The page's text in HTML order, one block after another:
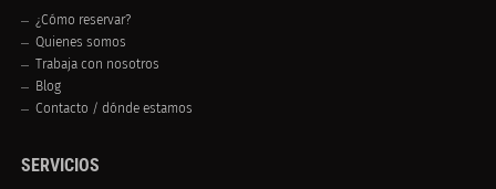
¿Cómo reservar?
Quienes somos
Trabaja con nosotros
Blog
Contacto / dónde estamos
SERVICIOS